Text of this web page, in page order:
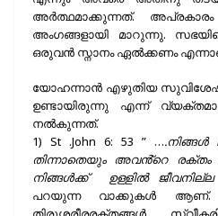
അർത്ഥമാക്കുന്നത്.
അംഗങ്ങളായി മാറുന്നു.
ഒരുവൻ സ്നാനം ഏൽക്കണം
യോഹന്നാൻ എഴുതിയ
ഉണ്ടായിരുന്നു എന്ന്
നൽകുന്നത്.
1) St .John 6: 53 ” …
തിന്നാതെയും അവൻ്റെ രക്തം
നിങ്ങൾക്ക് ഉള്ളിൽ ജീവനില്ല
പറയുന്ന വാക്കുകൾ ആണ്.